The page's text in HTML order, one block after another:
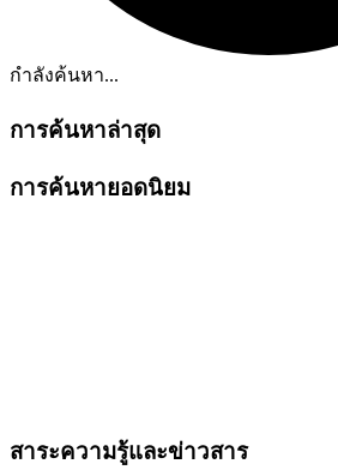
กำลังค้นหา...
การค้นหาล่าสุด
การค้นหายอดนิยม
สาระความรู้และข่าวสาร